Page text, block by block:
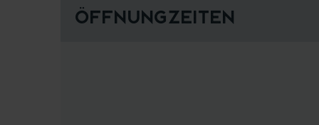
Öffnungzeiten